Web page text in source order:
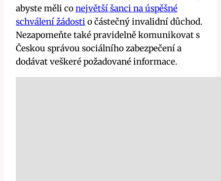
abyste měli conejvětší šanci na úspěšné
schválení žádosti o částečný invalidní důchod.
Nezapomeňte také pravidelně komunikovat s
Českou správou sociálního zabezpečení a
dodávat veškeré požadované informace.